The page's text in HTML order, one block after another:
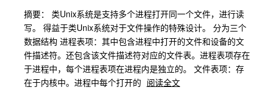
摘要： 类Unix系统是支持多个进程打开同一个文件，进行读
写。 得益于类Unix系统对于文件操作的特殊设计。 分为三个
数据结构 进程表项：其中包含进程中打开的文件和设备的文
件描述符。还包含该文件描述符对应的文件表。进程表项存在
于进程中，每个进程表项在进程内是独立的。 文件表项：存
在于内核中。进程中每个打开的 阅读全文